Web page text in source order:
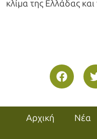
κλίμα της Ελλάδας
Αρχική Νέα